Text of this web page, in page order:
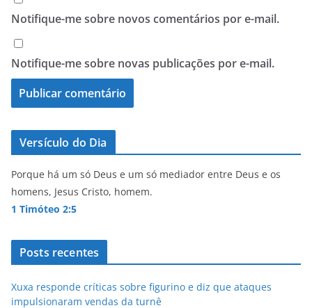
Notifique-me sobre novos comentários por e-mail.
Notifique-me sobre novas publicações por e-mail.
Versículo do Dia
Porque há um só Deus e um só mediador entre Deus e os
homens, Jesus Cristo, homem.
1 Timóteo 2:5
Posts recentes
Xuxa responde críticas sobre figurino e diz que ataques
impulsionaram vendas da turnê